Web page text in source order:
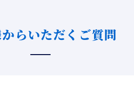
らいただくご質問